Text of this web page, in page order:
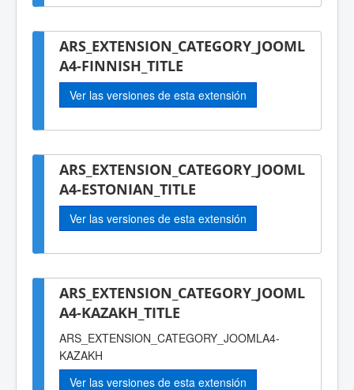
ARS_EXTENSION_CATEGORY_JOOML
A4-FINNISH_TITLE
Ver las versiones de esta extensión
ARS_EXTENSION_CATEGORY_JOOML
A4-ESTONIAN_TITLE
Ver las versiones de esta extensión
ARS_EXTENSION_CATEGORY_JOOML
A4-KAZAKH_TITLE
ARS_EXTENSION_CATEGORY_JOOMLA4-
KAZAKH
Ver las versiones de esta extensión